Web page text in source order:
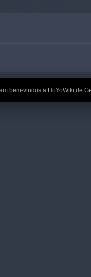
bem-vindos a HoYoWiki de